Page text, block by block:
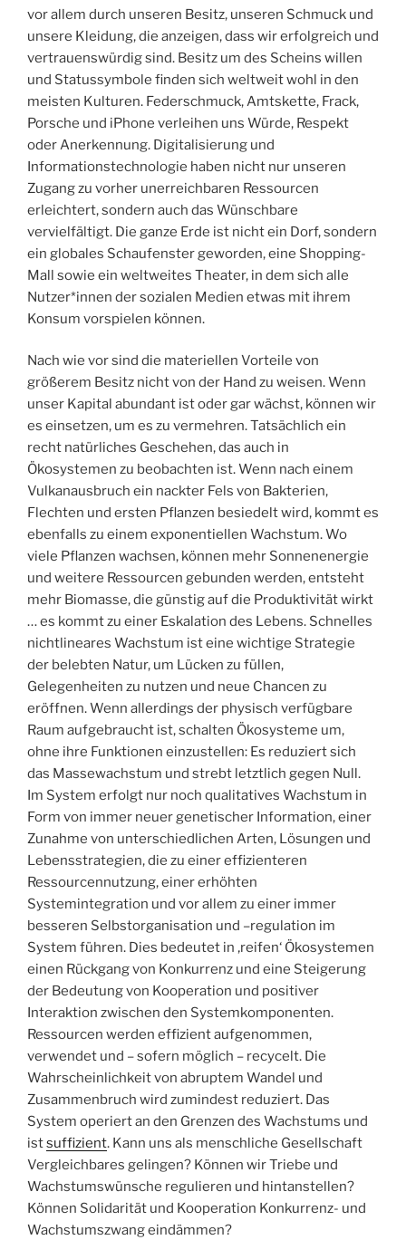
vor allem durch unseren Besitz, unseren Schmuck und
unsere Kleidung, die anzeigen, dass wir erfolgreich und
vertrauenswürdig sind. Besitz um des Scheins willen
und Statussymbole finden sich weltweit wohl in den
meisten Kulturen. Federschmuck, Amtskette, Frack,
Porsche und iPhone verleihen uns Würde, Respekt
oder Anerkennung. Digitalisierung und
Informationstechnologie haben nicht nur unseren
Zugang zu vorher unerreichbaren Ressourcen
erleichtert, sondern auch das Wünschbare
vervielfältigt. Die ganze Erde ist nicht ein Dorf, sondern
ein globales Schaufenster geworden, eine Shopping-
Mall sowie ein weltweites Theater, in dem sich alle
Nutzer*innen der sozialen Medien etwas mit ihrem
Konsum vorspielen können.
Nach wie vor sind die materiellen Vorteile von
größerem Besitz nicht von der Hand zu weisen. Wenn
unser Kapital abundant ist oder gar wächst, können wir
es einsetzen, um es zu vermehren. Tatsächlich ein
recht natürliches Geschehen, das auch in
Ökosystemen zu beobachten ist. Wenn nach einem
Vulkanausbruch ein nackter Fels von Bakterien,
Flechten und ersten Pflanzen besiedelt wird, kommt es
ebenfalls zu einem exponentiellen Wachstum. Wo
viele Pflanzen wachsen, können mehr Sonnenenergie
und weitere Ressourcen gebunden werden, entsteht
mehr Biomasse, die günstig auf die Produktivität wirkt
… es kommt zu einer Eskalation des Lebens. Schnelles
nichtlineares Wachstum ist eine wichtige Strategie
der belebten Natur, um Lücken zu füllen,
Gelegenheiten zu nutzen und neue Chancen zu
eröffnen. Wenn allerdings der physisch verfügbare
Raum aufgebraucht ist, schalten Ökosysteme um,
ohne ihre Funktionen einzustellen: Es reduziert sich
das Massewachstum und strebt letztlich gegen Null.
Im System erfolgt nur noch qualitatives Wachstum in
Form von immer neuer genetischer Information, einer
Zunahme von unterschiedlichen Arten, Lösungen und
Lebensstrategien, die zu einer effizienteren
Ressourcennutzung, einer erhöhten
Systemintegration und vor allem zu einer immer
besseren Selbstorganisation und –regulation im
System führen. Dies bedeutet in ‚reifen‘ Ökosystemen
einen Rückgang von Konkurrenz und eine Steigerung
der Bedeutung von Kooperation und positiver
Interaktion zwischen den Systemkomponenten.
Ressourcen werden effizient aufgenommen,
verwendet und – sofern möglich – recycelt. Die
Wahrscheinlichkeit von abruptem Wandel und
Zusammenbruch wird zumindest reduziert. Das
System operiert an den Grenzen des Wachstums und
istsuffizient. Kann uns als menschliche Gesellschaft
Vergleichbares gelingen? Können wir Triebe und
Wachstumswünsche regulieren und hintanstellen?
Können Solidarität und Kooperation Konkurrenz- und
Wachstumszwang eindämmen?